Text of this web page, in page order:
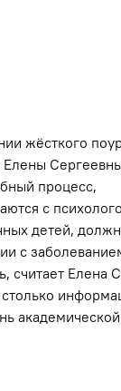
жёсткого
Елены
процесс,
с
детей,
с
считает Елена
академической